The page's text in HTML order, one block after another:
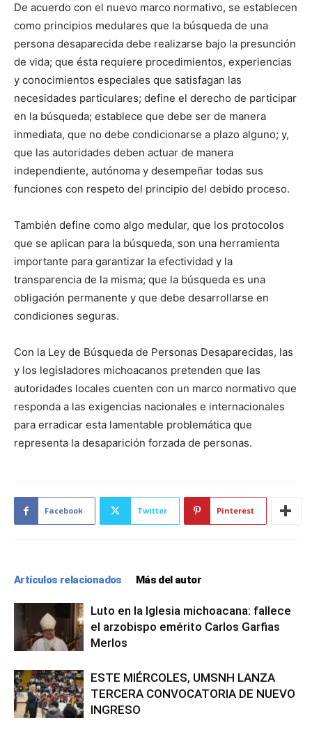
De acuerdo con el nuevo marco normativo, se establecen
como principios medulares que la búsqueda de una
persona desaparecida debe realizarse bajo la presunción
de vida; que ésta requiere procedimientos, experiencias
y conocimientos especiales que satisfagan las
necesidades particulares; define el derecho de participar
en la búsqueda; establece que debe ser de manera
inmediata, que no debe condicionarse a plazo alguno; y,
que las autoridades deben actuar de manera
independiente, autónoma y desempeñar todas sus
funciones con respeto del principio del debido proceso.
También define como algo medular, que los protocolos
que se aplican para la búsqueda, son una herramienta
importante para garantizar la efectividad y la
transparencia de la misma; que la búsqueda es una
obligación permanente y que debe desarrollarse en
condiciones seguras.
Con la Ley de Búsqueda de Personas Desaparecidas, las
y los legisladores michoacanos pretenden que las
autoridades locales cuenten con un marco normativo que
responda a las exigencias nacionales e internacionales
para erradicar esta lamentable problemática que
representa la desaparición forzada de personas.
Facebook Twitter Pinterest
Artículos relacionados Más del autor
Luto en la Iglesia michoacana: fallece
el arzobispo emérito Carlos Garfias
Merlos
ESTE MIÉRCOLES, UMSNH LANZA
TERCERA CONVOCATORIA DE NUEVO
INGRESO